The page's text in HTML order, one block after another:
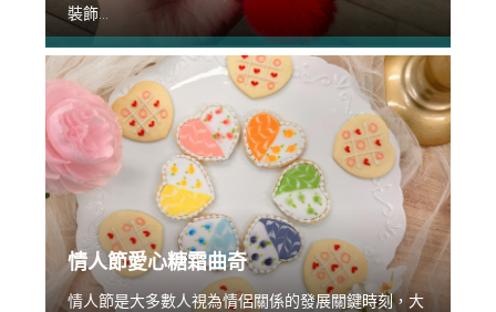
裝飾...
情人節愛心糖霜曲奇
情人節是大多數人視為情侶關係的發展關鍵時刻，大